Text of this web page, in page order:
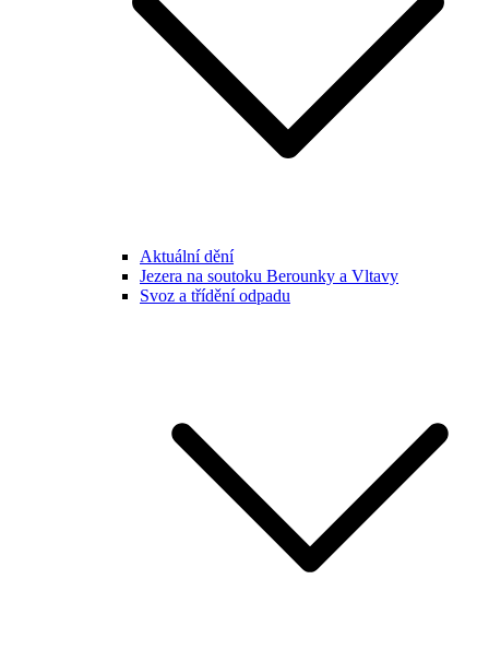
Aktuální dění
Jezera na soutoku Berounky a Vltavy
Svoz a třídění odpadu